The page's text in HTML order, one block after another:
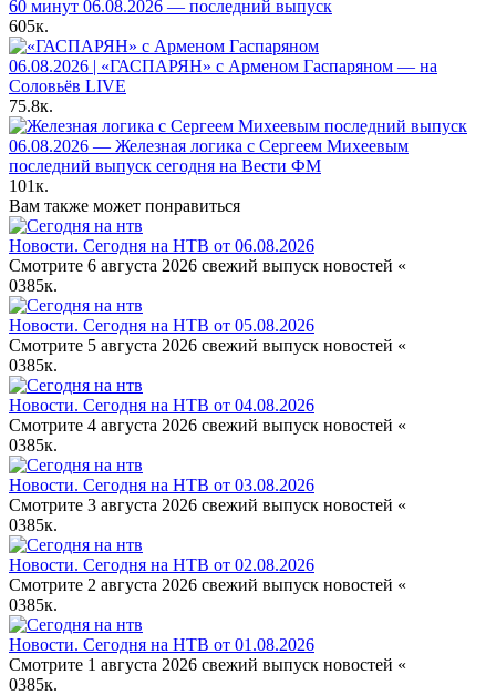
60 минут 06.08.2026 — последний выпуск
605к.
06.08.2026 | «ГАСПАРЯН» с Арменом Гаспаряном — на
Соловьёв LIVE
75.8к.
06.08.2026 — Железная логика с Сергеем Михеевым
последний выпуск сегодня на Вести ФМ
101к.
Вам также может понравиться
Новости. Сегодня на НТВ от 06.08.2026
Смотрите 6 августа 2026 свежий выпуск новостей «
0385к.
Новости. Сегодня на НТВ от 05.08.2026
Смотрите 5 августа 2026 свежий выпуск новостей «
0385к.
Новости. Сегодня на НТВ от 04.08.2026
Смотрите 4 августа 2026 свежий выпуск новостей «
0385к.
Новости. Сегодня на НТВ от 03.08.2026
Смотрите 3 августа 2026 свежий выпуск новостей «
0385к.
Новости. Сегодня на НТВ от 02.08.2026
Смотрите 2 августа 2026 свежий выпуск новостей «
0385к.
Новости. Сегодня на НТВ от 01.08.2026
Смотрите 1 августа 2026 свежий выпуск новостей «
0385к.